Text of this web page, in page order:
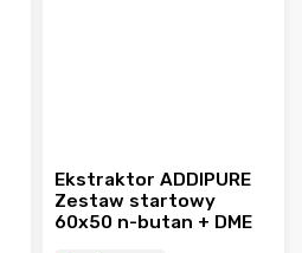
Ekstraktor ADDIPURE
Zestaw startowy
60x50 n-butan + DME